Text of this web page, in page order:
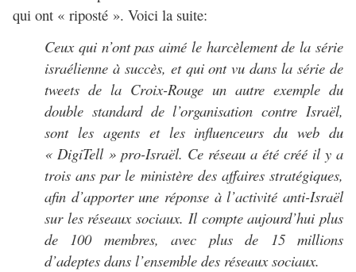
qui ont « riposté ». Voici la suite:
Ceux qui n’ont pas aimé le harcèlement de la série
israélienne à succès, et qui ont vu dans la série de
tweets de la Croix-Rouge un autre exemple du
double standard de l’organisation contre Israël,
sont les agents et les influenceurs du web du
« DigiTell » pro-Israël. Ce réseau a été créé il y a
trois ans par le ministère des affaires stratégiques,
afin d’apporter une réponse à l’activité anti-Israël
sur les réseaux sociaux. Il compte aujourd’hui plus
de 100 membres, avec plus de 15 millions
d’adeptes dans l’ensemble des réseaux sociaux.